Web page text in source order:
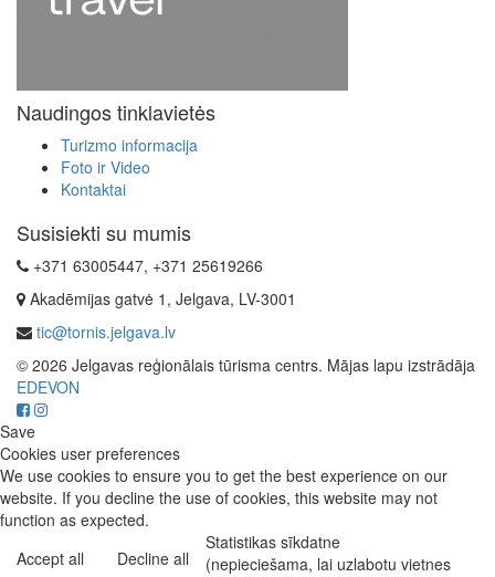
Naudingos tinklavietės
Turizmo informacija
Foto ir Video
Kontaktai
Susisiekti su mumis
+371 63005447, +371 25619266
Akadēmijas gatvė 1, Jelgava, LV-3001
tic@tornis.jelgava.lv
© 2026 Jelgavas reģionālais tūrisma centrs. Mājas lapu izstrādāja
EDEVON
Save
Cookies user preferences
We use cookies to ensure you to get the best experience on our
website. If you decline the use of cookies, this website may not
function as expected.
Accept all
Decline all
Statistikas sīkdatne
(nepieciešama, lai uzlabotu vietnes